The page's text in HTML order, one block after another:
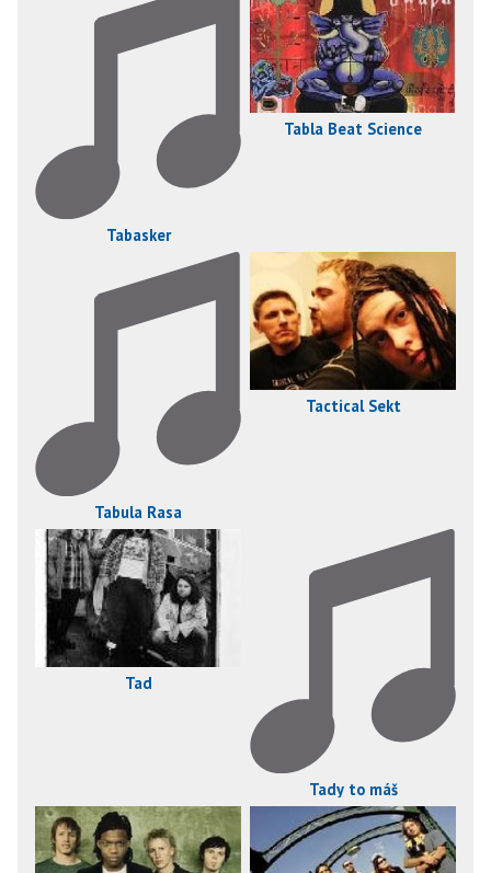
Tabasker
Tabla Beat Science
Tabula Rasa
Tactical Sekt
Tad
Tady to máš